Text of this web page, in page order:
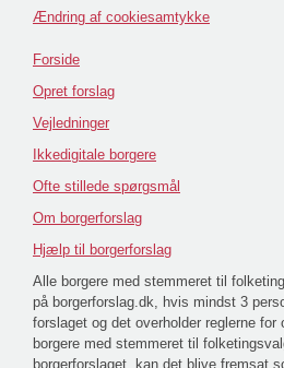
Ændring af cookiesamtykke
Forside
Opret forslag
Vejledninger
Ikkedigitale borgere
Ofte stillede spørgsmål
Om borgerforslag
Hjælp til borgerforslag
Alle borgere med stemmeret til
på borgerforslag.dk, hvis mindst 3
forslaget og det overholder reglerne for
borgere med stemmeret til
borgerforslaget, kan det blive fremsat